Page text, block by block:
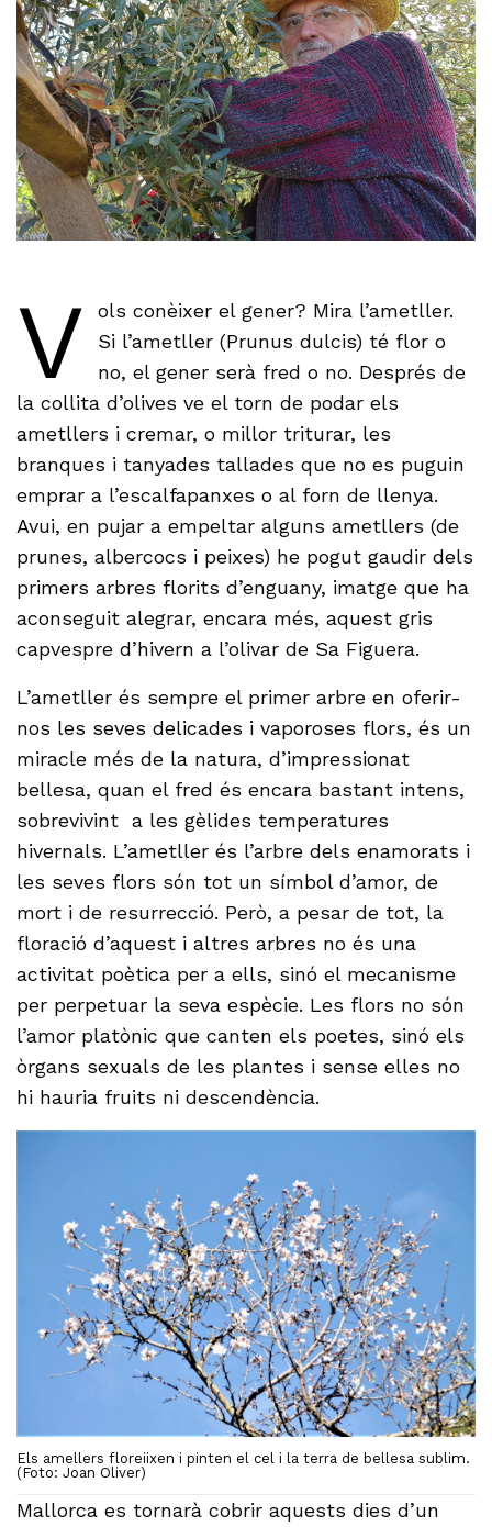
V
ols conèixer el gener? Mira l’ametller.
Si l’ametller (Prunus dulcis) té flor o
no, el gener serà fred o no. Després de
la collita d’olives ve el torn de podar els
ametllers i cremar, o millor triturar, les
branques i tanyades tallades que no es puguin
emprar a l’escalfapanxes o al forn de llenya.
Avui, en pujar a empeltar alguns ametllers (de
prunes, albercocs i peixes) he pogut gaudir dels
primers arbres florits d’enguany, imatge que ha
aconseguit alegrar, encara més, aquest gris
capvespre d’hivern a l’olivar de Sa Figuera.
L’ametller és sempre el primer arbre en oferir-
nos les seves delicades i vaporoses flors, és un
miracle més de la natura, d’impressionat
bellesa, quan el fred és encara bastant intens,
sobrevivint a les gèlides temperatures
hivernals. L’ametller és l’arbre dels enamorats i
les seves flors són tot un símbol d’amor, de
mort i de resurrecció. Però, a pesar de tot, la
floració d’aquest i altres arbres no és una
activitat poètica per a ells, sinó el mecanisme
per perpetuar la seva espècie. Les flors no són
l’amor platònic que canten els poetes, sinó els
òrgans sexuals de les plantes i sense elles no
hi hauria fruits ni descendència.
Els amellers floreiixen i pinten el cel i la terra de bellesa sublim.
(Foto: Joan Oliver)
Mallorca es tornarà cobrir aquests dies d’un